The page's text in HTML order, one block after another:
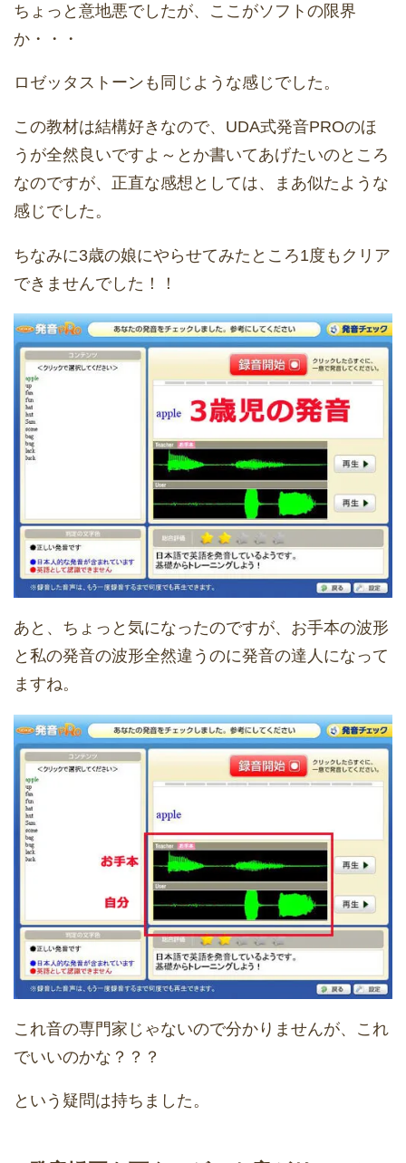
ちょっと意地悪でしたが、ここがソフトの限界
か・・・
ロゼッタストーンも同じような感じでした。
この教材は結構好きなので、UDA式発音PROのほ
うが全然良いですよ～とか書いてあげたいのところ
なのですが、正直な感想としては、まあ似たような
感じでした。
ちなみに3歳の娘にやらせてみたところ1度もクリア
できませんでした！！
あと、ちょっと気になったのですが、お手本の波形
と私の発音の波形全然違うのに発音の達人になって
ますね。
これ音の専門家じゃないので分かりませんが、これ
でいいのかな？？？
という疑問は持ちました。